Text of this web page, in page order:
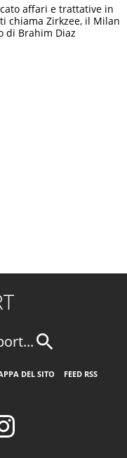
affari e trattative in
chiama Zirkzee, il Milan
di Brahim Diaz
DEL SITO
FEED RSS